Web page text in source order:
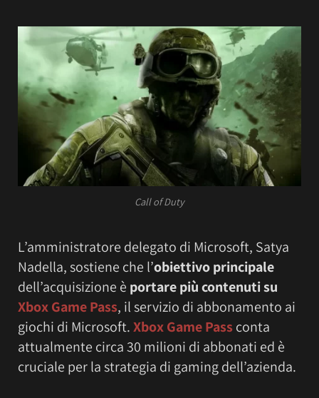
Call of Duty
L’amministratore delegato di Microsoft, Satya
Nadella, sostiene che l’obiettivo principale
dell’acquisizione è portare più contenuti su
Xbox Game Pass, il servizio di abbonamento ai
giochi di Microsoft.Xbox Game Pass conta
attualmente circa 30 milioni di abbonati ed è
cruciale per la strategia di gaming dell’azienda.